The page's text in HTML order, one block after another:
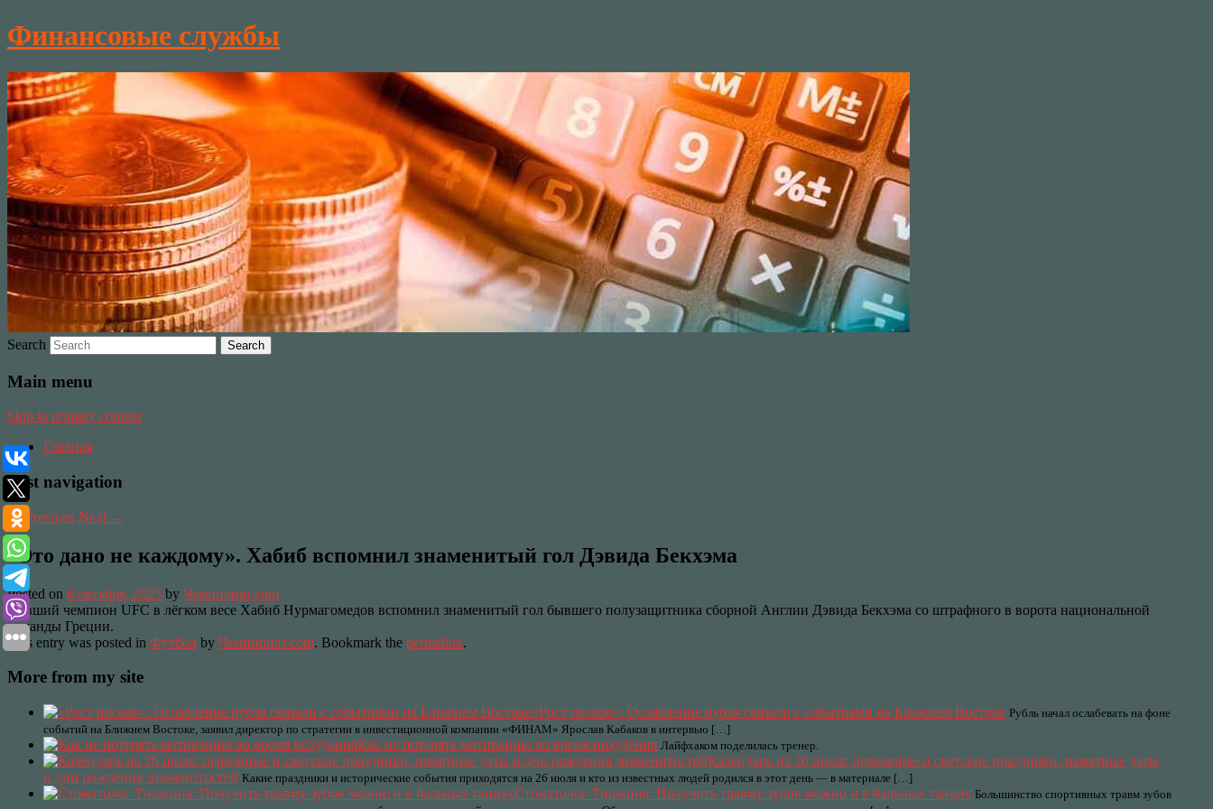
Финансовые службы
Search
Main menu
Skip to primary content
Главная
Post navigation
←Previous Next →
«Это дано не каждому». Хабиб вспомнил знаменитый гол Дэвида Бекхэма
Posted on 6 октября, 2023 by Чемпионат.com
Бывший чемпион UFC в лёгком весе Хабиб Нурмагомедов вспомнил знаменитый гол бывшего полузащитника сборной Англии Дэвида Бекхэма со штрафного в ворота национальной
команды Греции.
This entry was posted in Футбол by Чемпионат.com. Bookmark the permalink.
More from my site
«Рост рисков»: Ослабление рубля связали с событиями на Ближнем Востоке Рубль начал ослабевать на фоне
событий на Ближнем Востоке, заявил директор по стратегии в инвестиционной компании «ФИНАМ» Ярослав Кабаков в интервью […]
Как не потерять мотивацию во время похудения Лайфхаком поделилась тренер.
Календарь на 26 июля: церковные и светские праздники, памятные даты
и дни рождения знаменитостей Какие праздники и исторические события приходятся на 26 июля и кто из известных людей родился в этот день — в материале […]
Стоматолог Тишкина: Получить травму зубов можно и в бальных танцах Большинство спортивных травм зубов